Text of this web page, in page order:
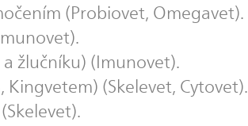
(Probiovet, Omegavet).
žlučníku) (Imunovet).
(Skelevet, Cytovet).